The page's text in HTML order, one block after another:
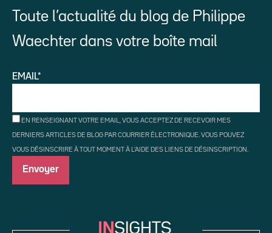
Toute l’actualité du blog de Philippe
Waechter dans votre boîte mail
EMAIL*
EN RENSEIGNANT VOTRE EMAIL, VOUS ACCEPTEZ DE RECEVOIR MES
DERNIERS ARTICLES DE BLOG PAR COURRIER ÉLECTRONIQUE. VOUS POUVEZ
VOUS DÉSINSCRIRE À TOUT MOMENT À L'AIDE DES LIENS DE DÉSINSCRIPTION.